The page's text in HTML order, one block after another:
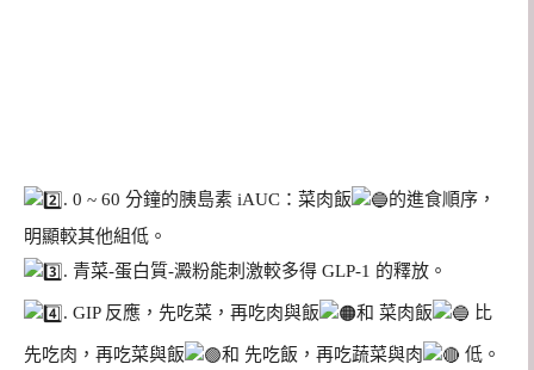
. 0 ~ 60 分鐘的胰島素 iAUC：菜肉飯
的進食順序，
明顯較其他組低。
. 青菜-蛋白質-澱粉能刺激較多得 GLP-1 的釋放。
. GIP 反應，先吃菜，再吃肉與飯 和 菜肉飯 比
先吃肉，再吃菜與飯 和 先吃飯，再吃蔬菜與肉 低。